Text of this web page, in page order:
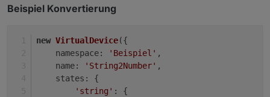
Beispiel Konvertierung
new VirtualDevice({
namespace: 'Beispiel' ,
name: 'String2Number' ,
states : {
'string' : {